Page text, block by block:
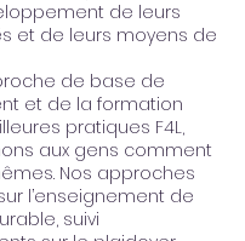
de leurs
et de leurs moyens de
de base de
et de la formation
pratiques F4L,
aux gens comment
Nos approches
l’enseignement de
suivi